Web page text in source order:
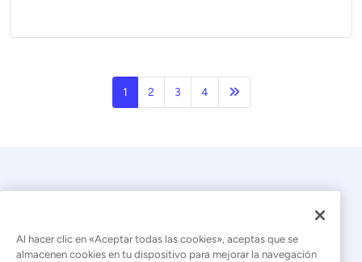
1 2 3 4 Página siguiente
Al hacer clic en «Aceptar todas las cookies», aceptas que se
almacenen cookies en tu dispositivo para mejorar la navegación